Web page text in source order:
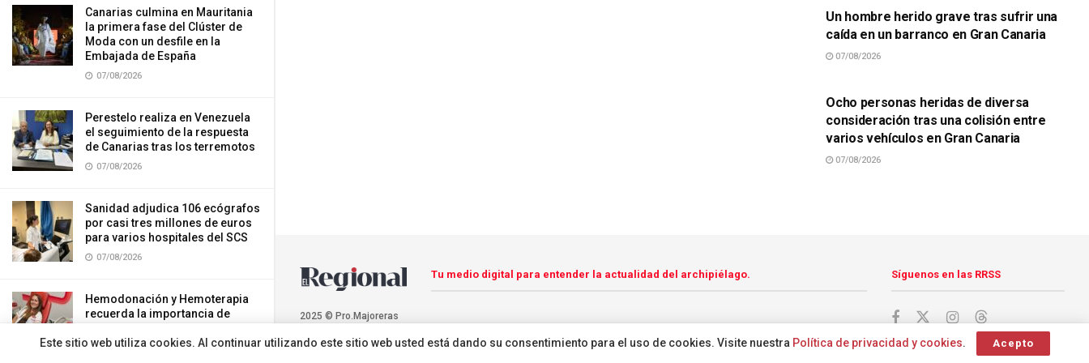
Canarias culmina en Mauritania
la primera fase del Clúster de
Moda con un desfile en la
Embajada de España
07/08/2026
Perestelo realiza en Venezuela
el seguimiento de la respuesta
de Canarias tras los terremotos
07/08/2026
Sanidad adjudica 106 ecógrafos
por casi tres millones de euros
para varios hospitales del SCS
07/08/2026
Hemodonación y Hemoterapia
recuerda la importancia de
07/08/2026
Un hombre herido grave tras sufrir una
caída en un barranco en Gran Canaria
07/08/2026
Ocho personas heridas de diversa
consideración tras una colisión entre
varios vehículos en Gran Canaria
07/08/2026
2025 © Pro.Majoreras
Tu medio digital para entender la actualidad del archipiélago. Síguenos en las RRSS
Este sitio web utiliza cookies. Al continuar utilizando este sitio web usted está dando su consentimiento para el uso de cookies. Visite nuestra Política de privacidad y cookies. Acepto